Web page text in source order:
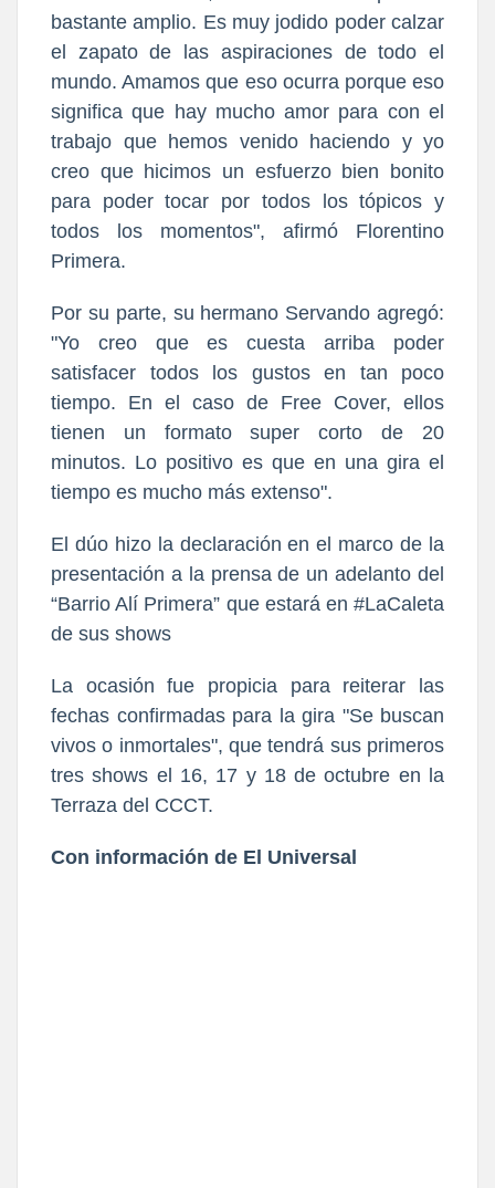
bastante amplio. Es muy jodido poder calzar
el zapato de las aspiraciones de todo el
mundo. Amamos que eso ocurra porque eso
significa que hay mucho amor para con el
trabajo que hemos venido haciendo y yo
creo que hicimos un esfuerzo bien bonito
para poder tocar por todos los tópicos y
todos los momentos", afirmó Florentino
Primera.
Por su parte, su hermano Servando agregó:
"Yo creo que es cuesta arriba poder
satisfacer todos los gustos en tan poco
tiempo. En el caso de Free Cover, ellos
tienen un formato super corto de 20
minutos. Lo positivo es que en una gira el
tiempo es mucho más extenso".
El dúo hizo la declaración en el marco de la
presentación a la prensa de un adelanto del
“Barrio Alí Primera” que estará en #LaCaleta
de sus shows
La ocasión fue propicia para reiterar las
fechas confirmadas para la gira "Se buscan
vivos o inmortales", que tendrá sus primeros
tres shows el 16, 17 y 18 de octubre en la
Terraza del CCCT.
Con información de El Universal